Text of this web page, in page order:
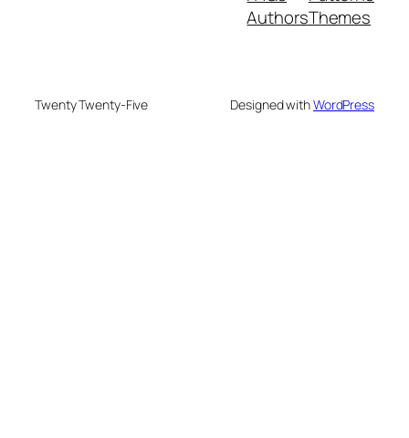
AuthorsThemes
Twenty Twenty-Five Designed withWordPress